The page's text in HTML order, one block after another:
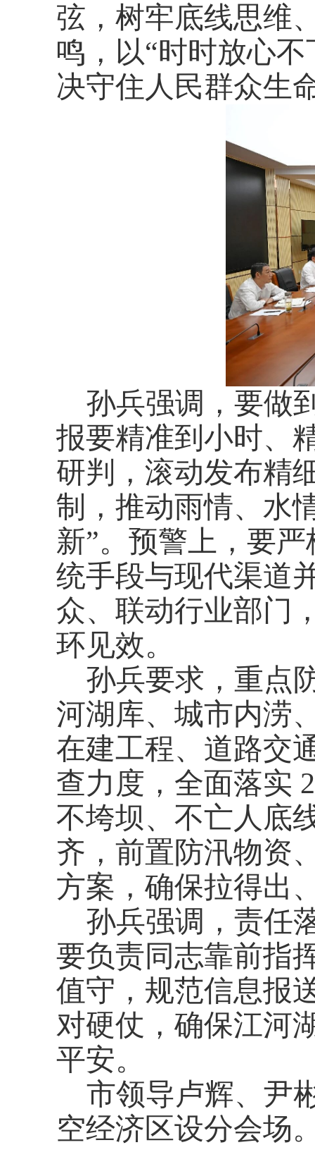
弦，树牢底线思维
鸣，以“时时放心
决守住人民群众生
孙兵强调，要做
报要精准到小时、
研判，滚动发布精
制，推动雨情、水
新”。预警上，要
统手段与现代渠道
众、联动行业部门
环见效。
孙兵要求，重点
河湖库、城市内涝
在建工程、道路交
查力度，全面落实
不垮坝、不亡人底
齐，前置防汛物资
方案，确保拉得出
孙兵强调，责任
要负责同志靠前指
值守，规范信息报
对硬仗，确保江河
平安。
市领导卢辉、尹
空经济区设分会场